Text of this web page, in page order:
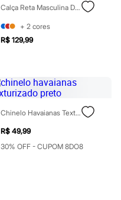
Calça Reta Masculina De Sarja Preta
+ 2 cores
R$ 129,99
Chinelo Havaianas Texturizado Preto
R$ 49,99
30% OFF - CUPOM 8DO8